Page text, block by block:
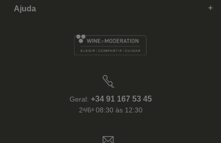
Ajuda
Geral: +34 91 167 53 45
2ᵃ/6ᵃ 08:30 às 12:30